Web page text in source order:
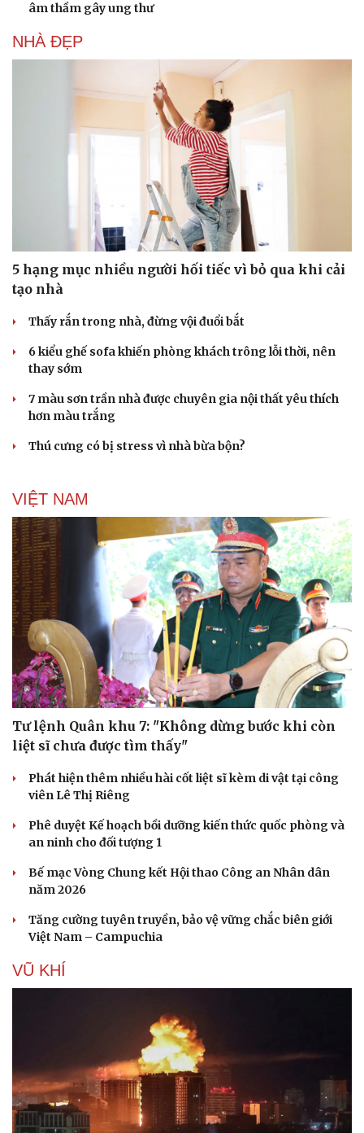
âm thầm gây ung thư
NHÀ ĐẸP
5 hạng mục nhiều người hối tiếc vì bỏ qua khi cải
tạo nhà
Thấy rắn trong nhà, đừng vội đuổi bắt
6 kiểu ghế sofa khiến phòng khách trông lỗi thời, nên
thay sớm
7 màu sơn trần nhà được chuyên gia nội thất yêu thích
hơn màu trắng
Thú cưng có bị stress vì nhà bừa bộn?
VIỆT NAM
Tư lệnh Quân khu 7: "Không dừng bước khi còn
liệt sĩ chưa được tìm thấy"
Phát hiện thêm nhiều hài cốt liệt sĩ kèm di vật tại công
viên Lê Thị Riêng
Phê duyệt Kế hoạch bồi dưỡng kiến thức quốc phòng và
an ninh cho đối tượng 1
Bế mạc Vòng Chung kết Hội thao Công an Nhân dân
năm 2026
Tăng cường tuyên truyền, bảo vệ vững chắc biên giới
Việt Nam – Campuchia
VŨ KHÍ